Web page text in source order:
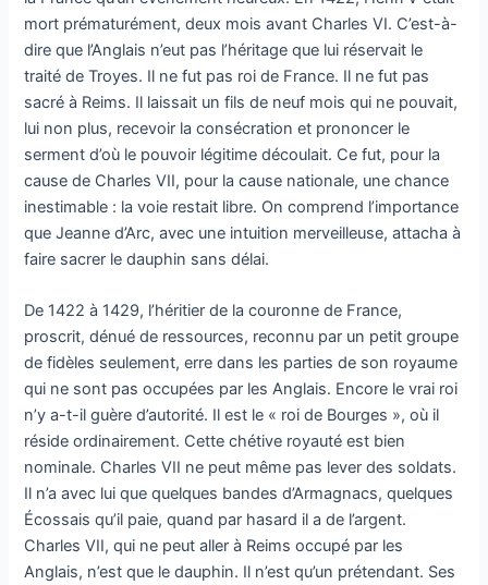
mort prématurément, deux mois avant Charles VI. C’est-à-
dire que l’Anglais n’eut pas l’héritage que lui réservait le
traité de Troyes. Il ne fut pas roi de France. Il ne fut pas
sacré à Reims. Il laissait un fils de neuf mois qui ne pouvait,
lui non plus, recevoir la consécration et prononcer le
serment d’où le pouvoir légitime découlait. Ce fut, pour la
cause de Charles VII, pour la cause nationale, une chance
inestimable : la voie restait libre. On comprend l’importance
que Jeanne d’Arc, avec une intuition merveilleuse, attacha à
faire sacrer le dauphin sans délai.
De 1422 à 1429, l’héritier de la couronne de France,
proscrit, dénué de ressources, reconnu par un petit groupe
de fidèles seulement, erre dans les parties de son royaume
qui ne sont pas occupées par les Anglais. Encore le vrai roi
n’y a-t-il guère d’autorité. Il est le « roi de Bourges », où il
réside ordinairement. Cette chétive royauté est bien
nominale. Charles VII ne peut même pas lever des soldats.
Il n’a avec lui que quelques bandes d’Armagnacs, quelques
Écossais qu’il paie, quand par hasard il a de l’argent.
Charles VII, qui ne peut aller à Reims occupé par les
Anglais, n’est que le dauphin. Il n’est qu’un prétendant. Ses